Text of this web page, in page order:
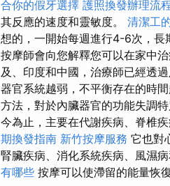
合你的假牙選擇 護照換發辦理流
其反應的速度和靈敏度。 清潔工
想的，一開始每週進行4-6次，長
按摩師會向您解釋您可以在家中
及、印度和中國，治療師已經透
器官系統越弱，不平衡存在的時間
方法，對於內臟器官的功能失調特
今為止，主要在代謝疾病、脊椎
期換發指南 新竹按摩服務 它也對
腎臟疾病、消化系統疾病、風濕
有哪些 按摩可以使滯留的能量恢